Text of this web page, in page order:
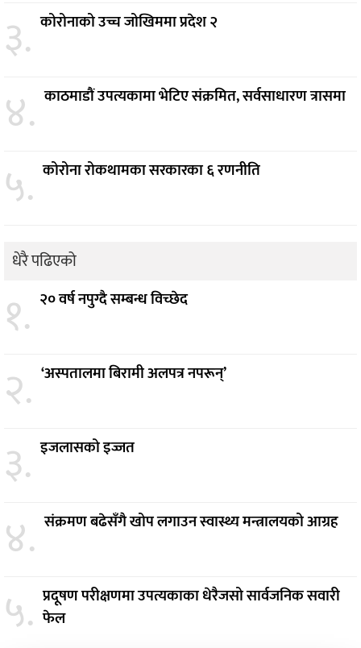
३. कोरोनाको उच्च जोखिममा प्रदेश २
४. काठमाडौं उपत्यकामा भेटिए संक्रमित, सर्वसाधारण त्रासमा
५. कोरोना रोकथामका सरकारका ६ रणनीति
धेरै पढिएको
१. २० वर्ष नपुग्दै सम्बन्ध विच्छेद
२. ‘अस्पतालमा बिरामी अलपत्र नपरून्’
३. इजलासको इज्जत
४. संक्रमण बढेसँगै खोप लगाउन स्वास्थ्य मन्त्रालयको आग्रह
५. प्रदूषण परीक्षणमा उपत्यकाका धेरैजसो सार्वजनिक सवारी
फेल